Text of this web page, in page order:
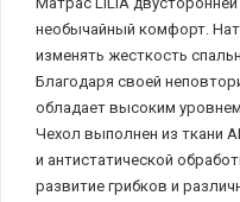
необычайный комфорт.
изменять жесткость
Благодаря своей
обладает высоким
Чехол выполнен из ткани
и антистатической
развитие грибков и